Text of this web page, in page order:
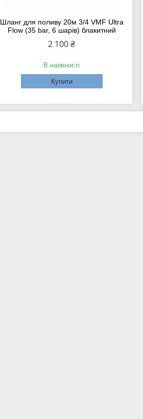
Шланг для поливу 20м 3/4 VMF Ultra
Flow (35 bar, 6 шарів) блакитний
2 100 ₴
В наявності
Купити